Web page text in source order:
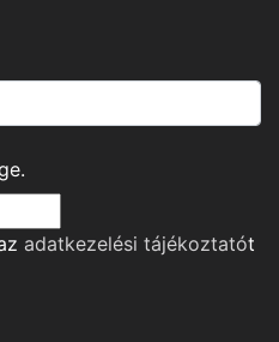
adatkezelési tájékoztatót